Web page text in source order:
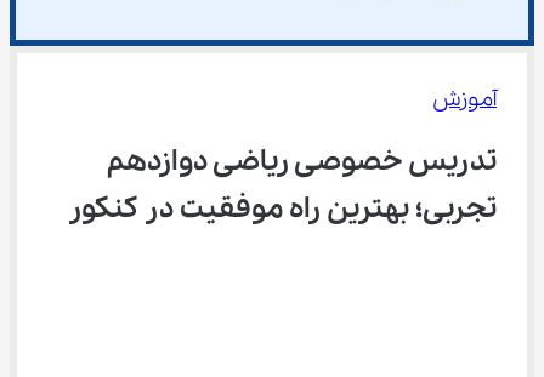
آموزش
تدریس خصوصی ریاضی دوازدهم
تجربی؛ بهترین راه موفقیت در کنکور